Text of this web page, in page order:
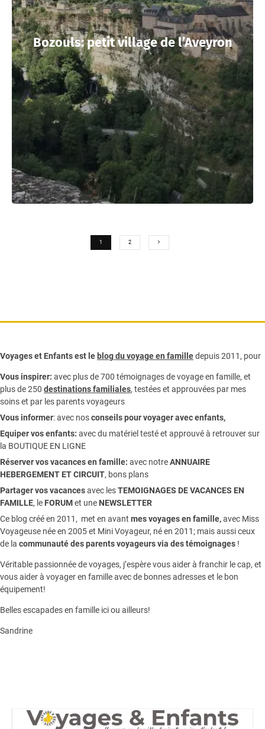
Bozouls: petit village de l’Aveyron
1 2
Voyages et Enfants est le blog du voyage en familledepuis 2011, pour
Vous inspirer: avec plus de 700 témoignages devoyage en famille, et
plus de 250 destinations familiales, testées et approuvées par mes
soins et par les parents voyageurs
Vous informer:avec nosconseils pour voyager avec enfants,
Equiper vos enfants: avec du matériel testé et approuvé à retrouver sur
la BOUTIQUE EN LIGNE
Réserver vos vacances en famille: avec notreANNUAIRE
HEBERGEMENT ET CIRCUIT, bons plans
Partager vos vacancesavec lesTEMOIGNAGES DE VACANCES EN
FAMILLE, le FORUMet une NEWSLETTER
Ce blog créé en 2011, met en avant mes voyages en famille,avec Miss
Voyageuse née en 2005 et Mini Voyageur, né en 2011; mais aussi ceux
de la communauté des parents voyageurs via des témoignages !
Véritable passionnée de voyages, j’espère vous aider à franchir le cap, et
vous aider à voyager en famille avec de bonnes adresses et le bon
équipement!
Belles escapades en famille ici ou ailleurs!
Sandrine